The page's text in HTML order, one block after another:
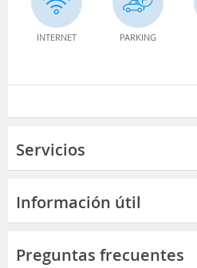
INTERNET PARKING
Servicios
Información útil
Preguntas frecuentes